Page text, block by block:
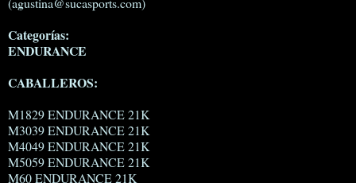
Categorías:
ENDURANCE
CABALLEROS:
M1829 ENDURANCE 21K
M3039 ENDURANCE 21K
M4049 ENDURANCE 21K
M5059 ENDURANCE 21K
M60 ENDURANCE 21K